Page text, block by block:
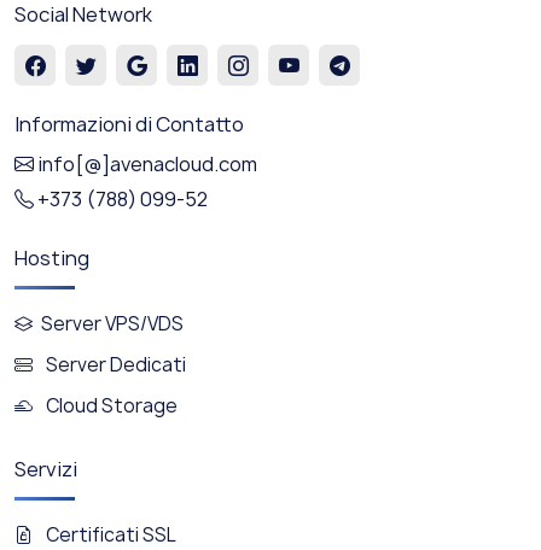
Social Network
Informazioni di Contatto
info[@]avenacloud.com
+373 (788) 099-52
Hosting
Server VPS/VDS
Server Dedicati
Cloud Storage
Servizi
Certificati SSL